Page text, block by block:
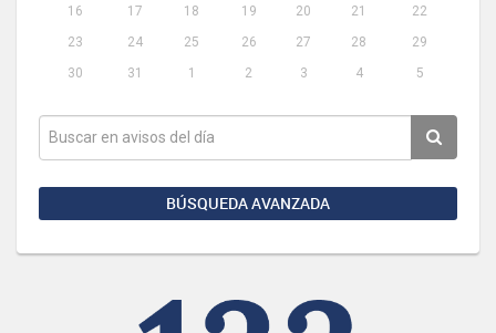
16
17 18 19 20 21
22
23
24 25 26 27 28
29
30
31 1 2 3 4 5
BÚSQUEDA AVANZADA